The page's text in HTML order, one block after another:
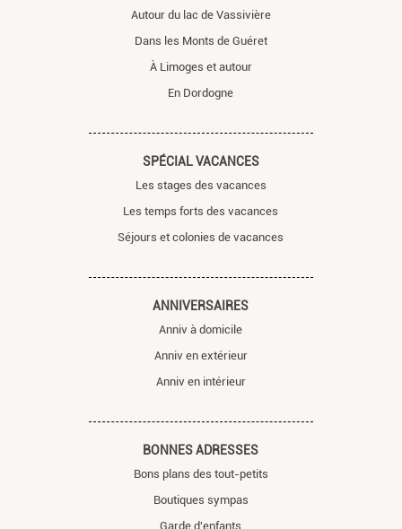
Autour du lac de Vassivière
Dans les Monts de Guéret
À Limoges et autour
En Dordogne
SPÉCIAL VACANCES
Les stages des vacances
Les temps forts des vacances
Séjours et colonies de vacances
ANNIVERSAIRES
Anniv à domicile
Anniv en extérieur
Anniv en intérieur
BONNES ADRESSES
Bons plans des tout-petits
Boutiques sympas
Garde d'enfants